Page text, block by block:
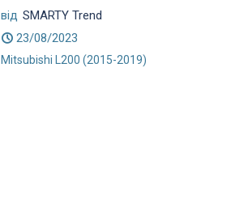
від SMARTY Trend
23/08/2023
Mitsubishi L200 (2015-2019)